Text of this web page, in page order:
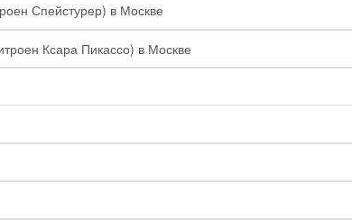
Спейстурер) в Москве
Ксара Пикассо) в Москве